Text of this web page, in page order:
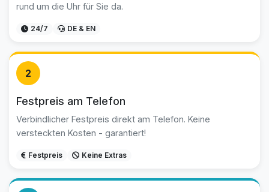
rund um die Uhr für Sie da.
24/7 DE & EN
2
Festpreis am Telefon
Verbindlicher Festpreis direkt am Telefon. Keine
versteckten Kosten - garantiert!
Festpreis Keine Extras